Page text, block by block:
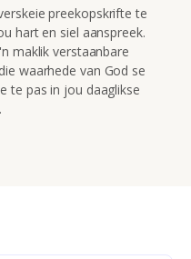
preekopskrifte te
hart en siel aanspreek.
maklik verstaanbare
waarhede van God se
te pas in jou daaglikse